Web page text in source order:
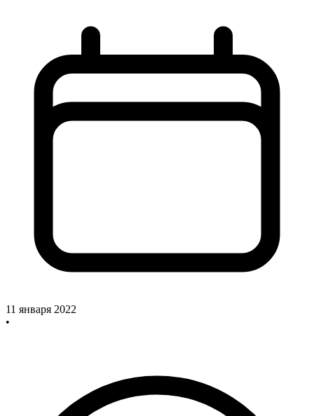
11 января 2022
•